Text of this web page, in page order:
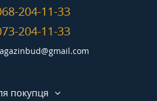
204-11-33
204-11-33
покупця